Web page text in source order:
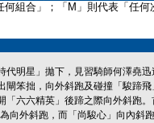
組合」；「M」則代表「任何
代明星」拋下，見習騎師何澤堯
閘笨拙，向外斜跑及碰撞「駿蹄
「六六精英」後蹄之際向外斜跑
向外斜跑，而「尚駿心」向內斜